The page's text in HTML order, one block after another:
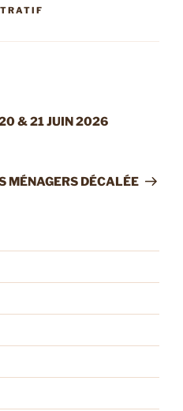
& 21 JUIN 2026
MÉNAGERS DÉCALÉE